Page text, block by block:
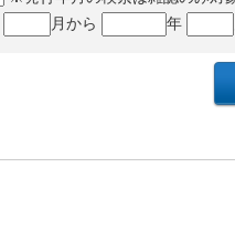
月から 年